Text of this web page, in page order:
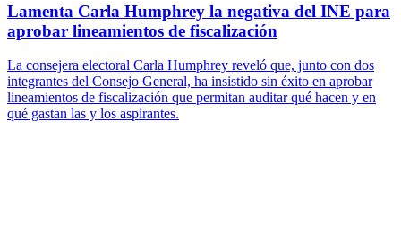
Lamenta Carla Humphrey la negativa del INE para
aprobar lineamientos de fiscalización
La consejera electoral Carla Humphrey reveló que, junto con dos
integrantes del Consejo General, ha insistido sin éxito en aprobar
lineamientos de fiscalización que permitan auditar qué hacen y en
qué gastan las y los aspirantes.